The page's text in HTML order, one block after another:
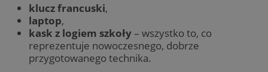
klucz francuski,
laptop,
kask z logiem szkoły– wszystko to, co
reprezentuje nowoczesnego, dobrze
przygotowanego technika.